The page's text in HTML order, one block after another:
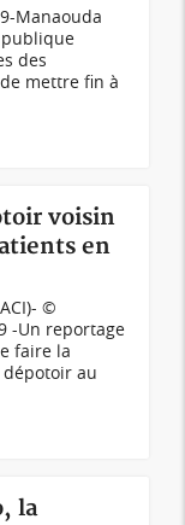
Manaouda
des
mettre fin à
voisin
en
©
-Un reportage
faire la
au
la